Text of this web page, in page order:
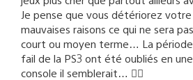
Je pense que vous détériorez
mauvaises raisons ce qui ne sera
court ou moyen terme… La période
fail de la PS3 ont été oubliés en
console il semblerait… 😮‍💨